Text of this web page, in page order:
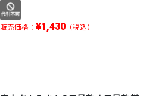
販売価格： ¥1,430（税込）